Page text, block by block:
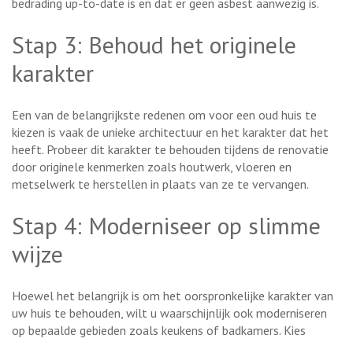
bedrading up-to-date is en dat er geen asbest aanwezig is.
Stap 3: Behoud het originele
karakter
Een van de belangrijkste redenen om voor een oud huis te
kiezen is vaak de unieke architectuur en het karakter dat het
heeft. Probeer dit karakter te behouden tijdens de renovatie
door originele kenmerken zoals houtwerk, vloeren en
metselwerk te herstellen in plaats van ze te vervangen.
Stap 4: Moderniseer op slimme
wijze
Hoewel het belangrijk is om het oorspronkelijke karakter van
uw huis te behouden, wilt u waarschijnlijk ook moderniseren
op bepaalde gebieden zoals keukens of badkamers. Kies